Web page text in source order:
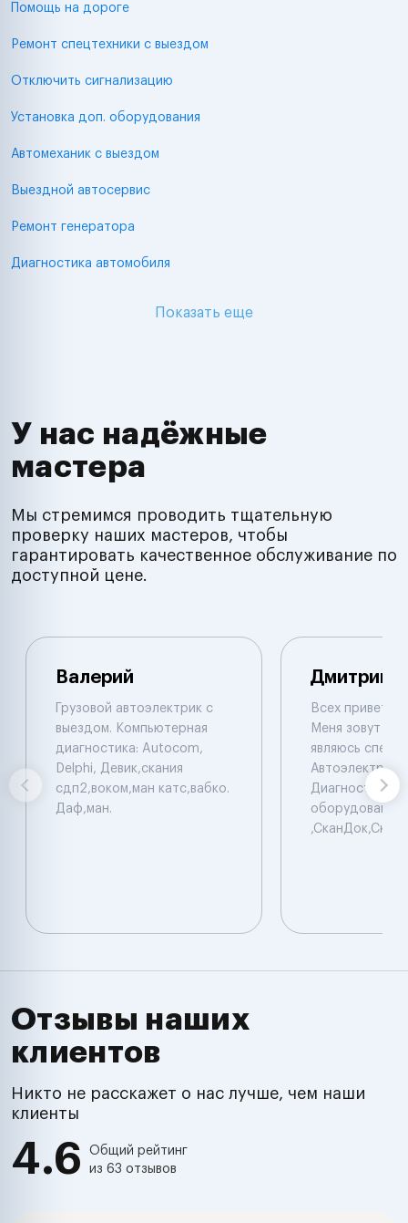
Помощь на дороге
Ремонт спецтехники с выездом
Отключить сигнализацию
Установка доп. оборудования
Автомеханик с выездом
Выездной автосервис
Ремонт генератора
Диагностика автомобиля
Показать еще
У нас надёжные
мастера
Мы стремимся проводить тщательную
проверку наших мастеров, чтобы
гарантировать качественное обслуживание по
доступной цене.
Валерий
Грузовой автоэлектрик с
выездом. Компьютерная
диагностика: Autocom,
Delphi, Девик,скания
сдп2,воком,ман катс,вабко.
Даф,ман.
Дмитрий
Всех
Меня зовут
являюсь
Диагностом .
оборудование
Отзывы наших
клиентов
Никто не расскажет о нас лучше, чем наши
клиенты
4.6
Общий рейтинг
из 63 отзывов